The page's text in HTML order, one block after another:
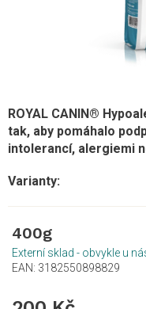
ROYAL CANIN®
tak, aby pomáhalo
intolerancí, alergiemi
400g
Externí sklad - obvykle u
EAN: 3182550898829